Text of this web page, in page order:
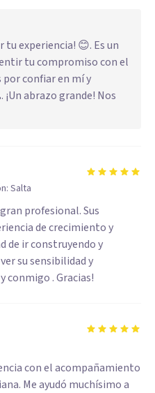
tu experiencia! 😊. Es un
tu compromiso con el
por confiar en mí y
abrazo grande! Nos
Salta
profesional. Sus
de crecimiento y
de ir construyendo y
su sensibilidad y
conmigo . Gracias!
con el acompañamiento
Me ayudó muchísimo a